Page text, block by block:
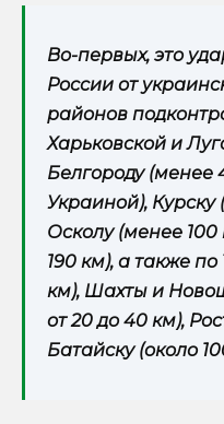
Во-первых, это
России от
районов
Харьковской и
Белгороду (менее
Украиной),
Осколу (менее
190 км), а также
км), Шахты и
от 20 до 40 км),
Батайску (около